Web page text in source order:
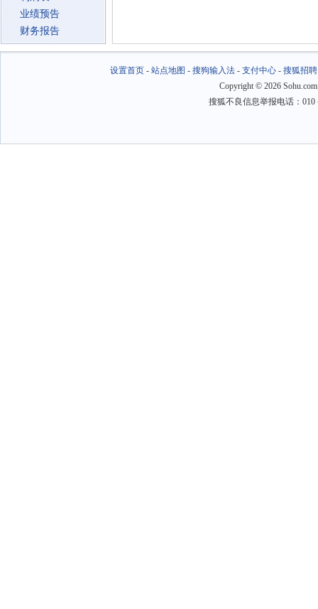
业绩预告
财务报告
设置首页- 站点地图 - 搜狗输入法- 支付中心- 搜狐招聘
Copyright © 2026
搜狐不良信息举报电话：010